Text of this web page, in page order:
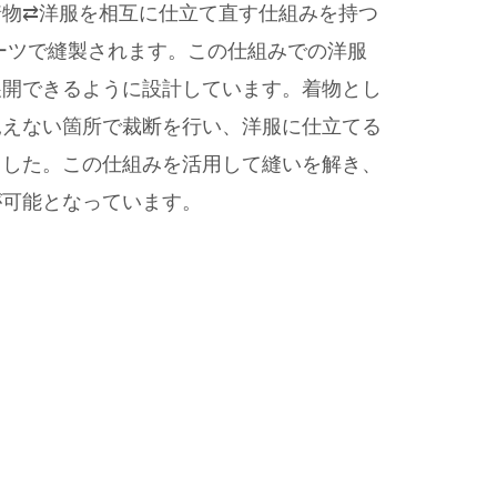
⇄洋服を相互に仕立て直す仕組みを持つ
で縫製されます。この仕組みでの洋服
できるように設計しています。着物とし
ない箇所で裁断を行い、洋服に仕立てる
た。この仕組みを活用して縫いを解き、
能となっています。